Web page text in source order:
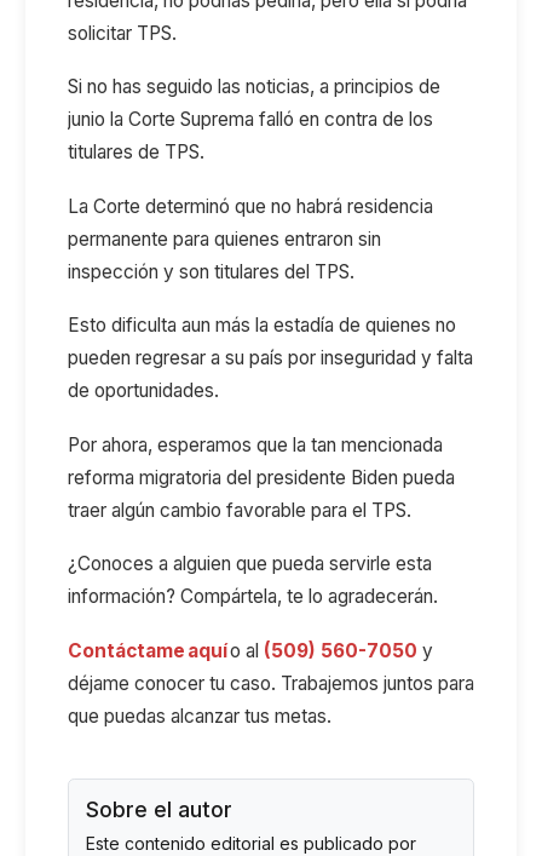
solicitar TPS.
Si no has seguido las noticias, a principios de
junio la Corte Suprema falló en contra de los
titulares de TPS.
La Corte determinó que no habrá residencia
permanente para quienes entraron sin
inspección y son titulares del TPS.
Esto dificulta aun más la estadía de quienes no
pueden regresar a su país por inseguridad y falta
de oportunidades.
Por ahora, esperamos que la tan mencionada
reforma migratoria del presidente Biden pueda
traer algún cambio favorable para el TPS.
¿Conoces a alguien que pueda servirle esta
información? Compártela, te lo agradecerán.
Contáctame aquío al (509) 560-7050 y
déjame conocer tu caso. Trabajemos juntos para
que puedas alcanzar tus metas.
Sobre el autor
Este contenido editorial es publicado por